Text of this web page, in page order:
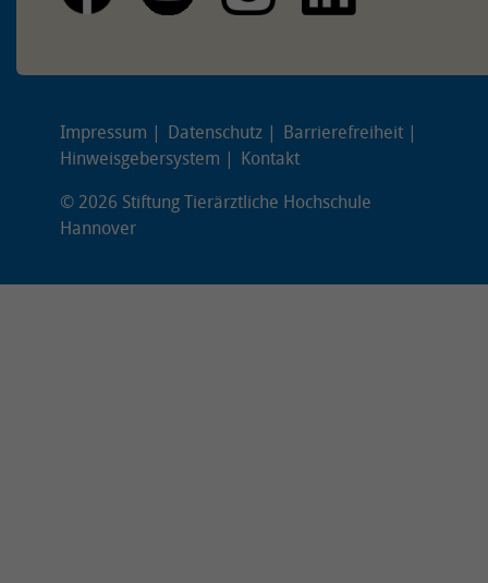
Impressum Datenschutz
Barrierefreiheit
Hinweisgebersystem
Kontakt
© 2026 Stiftung Tierärztliche Hochschule
Hannover